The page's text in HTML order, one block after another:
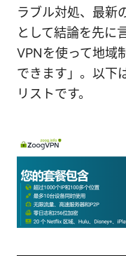
ラブル対処、最新
として結論を先に
VPNを使って地域
できます」。以下
リストです。